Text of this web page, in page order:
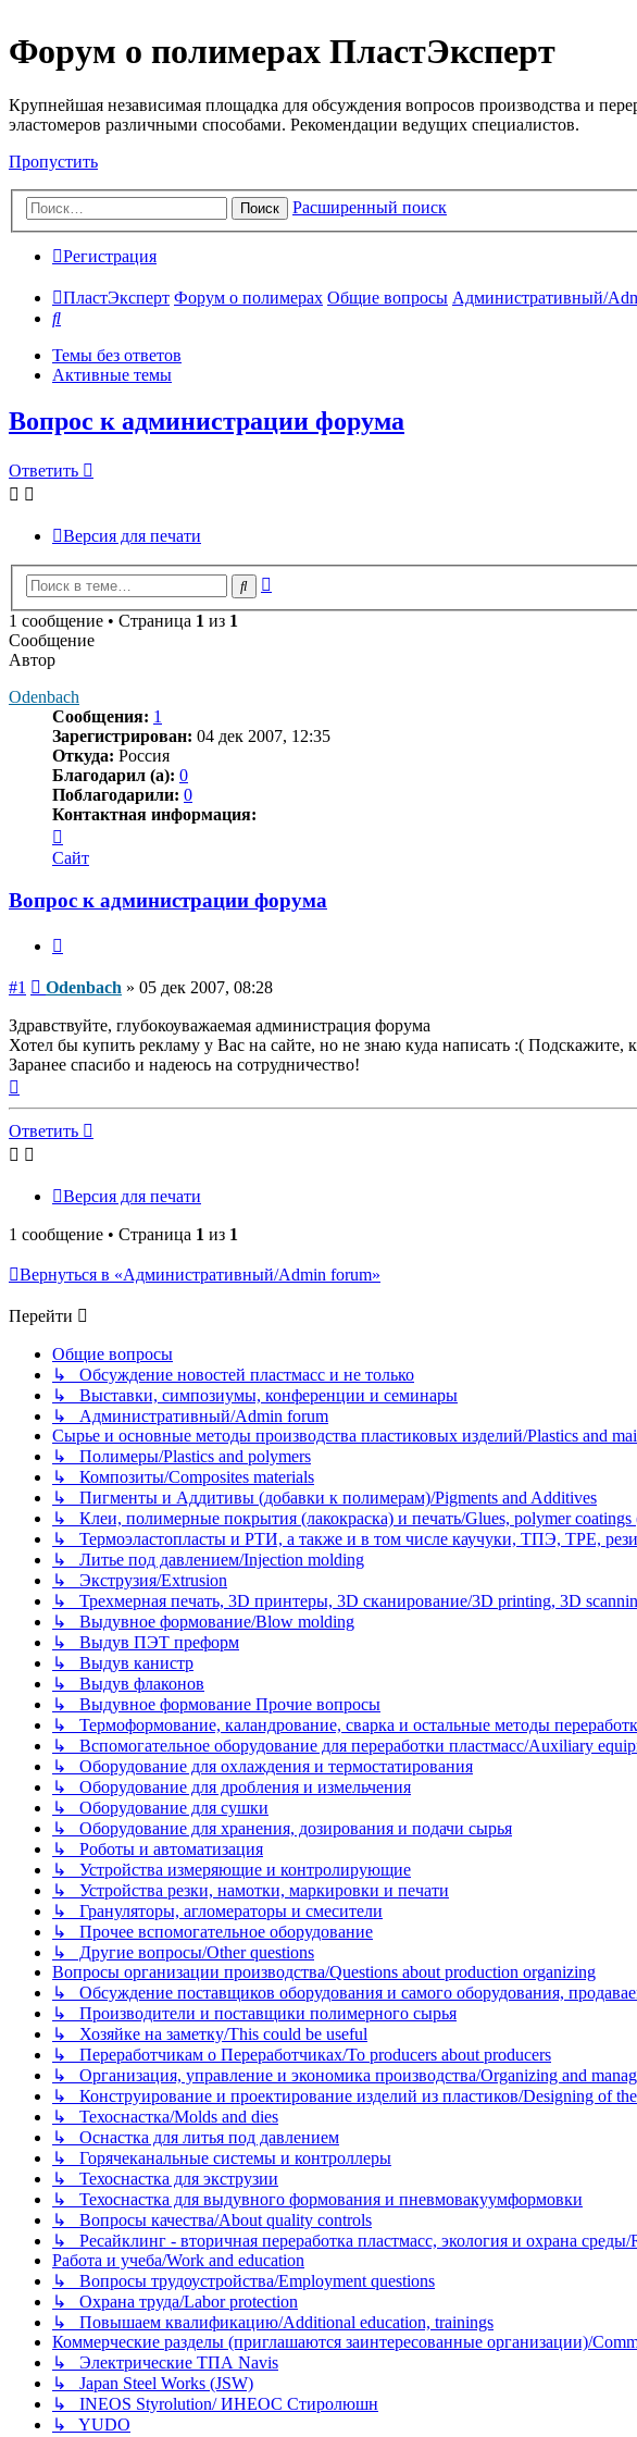
Форум о полимерах ПластЭксперт
Крупнейшая независимая площадка для обсуждения вопросов производства и
эластомеров различными способами. Рекомендации ведущих специалистов.
Пропустить
Поиск Расширенный поиск
Регистрация
ПластЭксперт Форум о полимерах Общие вопросы Административный/
Поиск
Темы без ответов
Активные темы
Вопрос к администрации форума
Ответить
Версия для печати
Поиск
1 сообщение • Страница 1 из 1
Сообщение
Автор
Odenbach
Сообщения: 1
Зарегистрирован: 04 дек 2007, 12:35
Откуда: Россия
Благодарил (а): 0
Поблагодарили: 0
Контактная информация:
информация
пользователя
Сайт
Вопрос к администрации форума
#1 Сообщение
Odenbach » 05 дек 2007, 08:28
Здравствуйте, глубокоуважаемая администрация форума
Хотел бы купить рекламу у Вас на сайте, но не знаю куда написать :( Подскажите,
Заранее спасибо и надеюсь на сотрудничество!
началу
Ответить
Версия для печати
1 сообщение • Страница 1 из 1
Вернуться в «Административный/Admin forum»
Перейти
Общие вопросы
↳ Обсуждение новостей пластмасс и не только
↳ Выставки, симпозиумы, конференции и семинары
↳ Административный/Admin forum
Сырье и основные методы производства пластиковых изделий/Plastics and
↳ Полимеры/Plastics and polymers
↳ Композиты/Сomposites materials
↳ Пигменты и Аддитивы (добавки к полимерам)/Pigments and Additives
↳ Клеи, полимерные покрытия (лакокраска) и печать/Glues, polymer coatings
↳ Термоэластопласты и РТИ, а также и в том числе каучуки, ТПЭ, TPE,
↳ Литье под давлением/Injection molding
↳ Экструзия/Extrusion
↳ Трехмерная печать, 3D принтеры, 3D сканирование/3D printing, 3D
↳ Выдувное формование/Blow molding
↳ Выдув ПЭТ преформ
↳ Выдув канистр
↳ Выдув флаконов
↳ Выдувное формование Прочие вопросы
↳ Термоформование, каландрование, сварка и остальные методы
↳ Вспомогательное оборудование для переработки пластмасс/Auxiliary
↳ Оборудование для охлаждения и термостатирования
↳ Оборудование для дробления и измельчения
↳ Оборудование для сушки
↳ Оборудование для хранения, дозирования и подачи сырья
↳ Роботы и автоматизация
↳ Устройства измеряющие и контролирующие
↳ Устройства резки, намотки, маркировки и печати
↳ Грануляторы, агломераторы и смесители
↳ Прочее вспомогательное оборудование
↳ Другие вопросы/Other questions
Вопросы организации производства/Questions about production organizing
↳ Обсуждение поставщиков оборудования и самого оборудования,
↳ Производители и поставщики полимерного сырья
↳ Хозяйке на заметку/This could be useful
↳ Переработчикам о Переработчиках/To producers about producers
↳ Организация, управление и экономика производства/Organizing and
↳ Конструирование и проектирование изделий из пластиков/Designing of
↳ Техоснастка/Molds and dies
↳ Оснастка для литья под давлением
↳ Горячеканальные системы и контроллеры
↳ Техоснастка для экструзии
↳ Техоснастка для выдувного формования и пневмовакуумформовки
↳ Вопросы качества/About quality controls
↳ Ресайклинг - вторичная переработка пластмасс, экология и охрана
Работа и учеба/Work and education
↳ Вопросы трудоустройства/Employment questions
↳ Охрана труда/Labor protection
↳ Повышаем квалификацию/Additional education, trainings
Коммерческие разделы (приглашаются заинтересованные организации)/
↳ Электрические ТПА Navis
↳ Japan Steel Works (JSW)
↳ INEOS Styrolution/ ИНЕОС Стиролюшн
↳ YUDO